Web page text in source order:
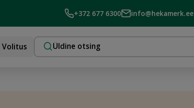
+372 677 6300 info@hekamerk.ee
Volitus